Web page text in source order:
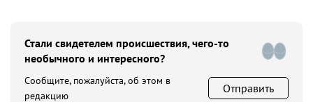
Стали свидетелем происшествия, чего-то
необычного и интересного?
Сообщите, пожалуйста, об этом в
редакцию
Отправить